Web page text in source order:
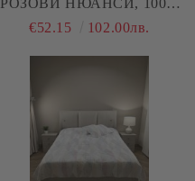
РОЗОВИ НЮАНСИ, 100%
НАТУРАЛЕН ПАМУК
€52.15 102.00лв.